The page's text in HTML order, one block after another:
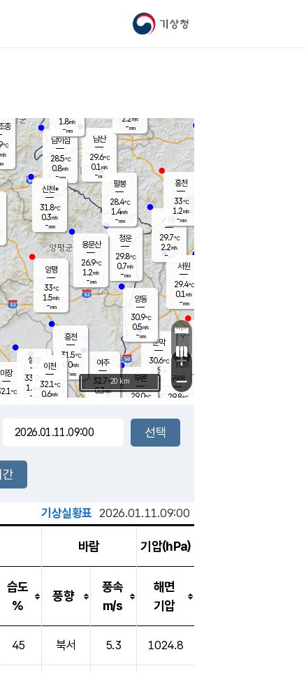
기상청
문막
30.6℃
2.6m/s
mm
남이섬
28.5℃
0.8m/s
-mm
부론
29.0℃
남산
29.6℃
0.1 m/s
-mm
-mm
청운
29.8℃
0.7m/s
-mm
팔봉
28.4℃
1.4m/s
-mm
여주
32.7℃
0.3m/s
양동
30.9℃
0.5m/s
-mm
장호원
1.8m/s
-mm
종
℃
m/s
신천*
31.8℃
0.3m/s
-mm
흥천
31.5℃
0.0m/s
-mm
마장
℃
설봉
33.0
1.4 m/s
- mm
시동
29.7℃
2.2m/s
- mm
귀래
29.8℃
서원
29.4℃
0.1 m/s
-mm
용문산
26.9℃
1.2m/s
-mm
홍천
33℃
1.2m/s
-mm
이천
32.1℃
0.6m/s
양평
33℃
1.5m/s
-mm
2.2m/s
-mm
+
−
20 km
기상실황표 2026.01.11.09:00
바람 기압(hPa)
습도
%
풍향
풍속
m/s
해면
기압
45 북서 5.3 1024.8